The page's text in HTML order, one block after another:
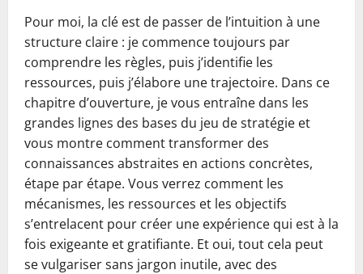
Pour moi, la clé est de passer de l’intuition à une
structure claire : je commence toujours par
comprendre les règles, puis j’identifie les
ressources, puis j’élabore une trajectoire. Dans ce
chapitre d’ouverture, je vous entraîne dans les
grandes lignes des bases du jeu de stratégie et
vous montre comment transformer des
connaissances abstraites en actions concrètes,
étape par étape. Vous verrez comment les
mécanismes, les ressources et les objectifs
s’entrelacent pour créer une expérience qui est à la
fois exigeante et gratifiante. Et oui, tout cela peut
se vulgariser sans jargon inutile, avec des